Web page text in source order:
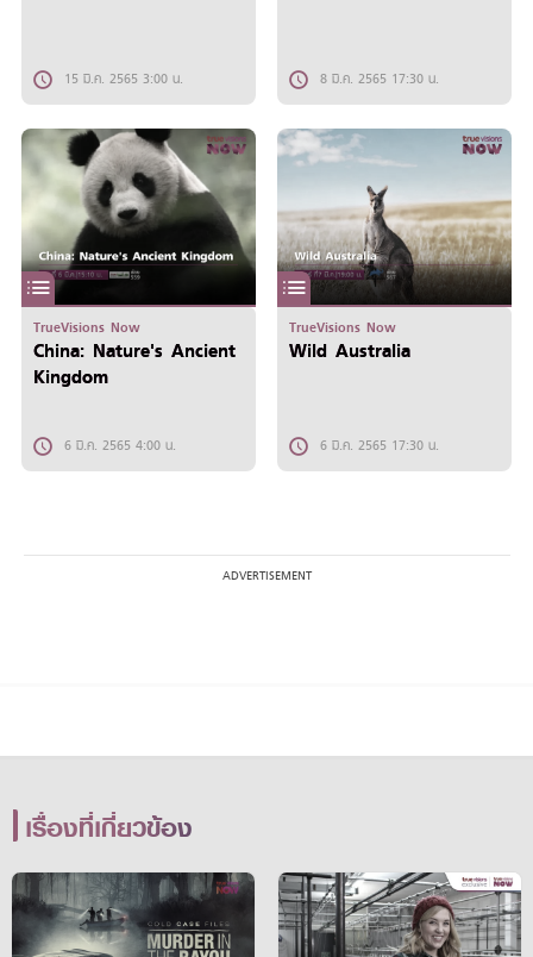
15 มี.ค. 2565 3:00 น. 8 มี.ค. 2565 17:30 น.
TrueVisions Now
China: Nature's Ancient
Kingdom
6 มี.ค. 2565 4:00 น.
TrueVisions Now
Wild Australia
6 มี.ค. 2565 17:30 น.
เรื่องที่เกี่ยวข้อง